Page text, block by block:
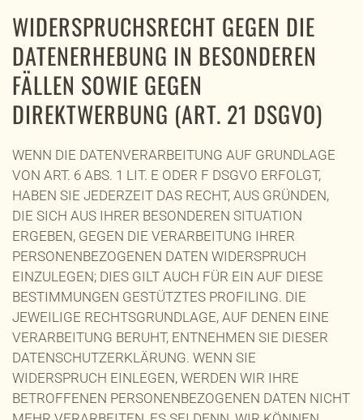
WIDERSPRUCHSRECHT GEGEN DIE
DATENERHEBUNG IN BESONDEREN
FÄLLEN SOWIE GEGEN
DIREKTWERBUNG (ART. 21 DSGVO)
WENN DIE DATENVERARBEITUNG AUF GRUNDLAGE
VON ART. 6 ABS. 1 LIT. E ODER F DSGVO ERFOLGT,
HABEN SIE JEDERZEIT DAS RECHT, AUS GRÜNDEN,
DIE SICH AUS IHRER BESONDEREN SITUATION
ERGEBEN, GEGEN DIE VERARBEITUNG IHRER
PERSONENBEZOGENEN DATEN WIDERSPRUCH
EINZULEGEN; DIES GILT AUCH FÜR EIN AUF DIESE
BESTIMMUNGEN GESTÜTZTES PROFILING. DIE
JEWEILIGE RECHTSGRUNDLAGE, AUF DENEN EINE
VERARBEITUNG BERUHT, ENTNEHMEN SIE DIESER
DATENSCHUTZERKLÄRUNG. WENN SIE
WIDERSPRUCH EINLEGEN, WERDEN WIR IHRE
BETROFFENEN PERSONENBEZOGENEN DATEN NICHT